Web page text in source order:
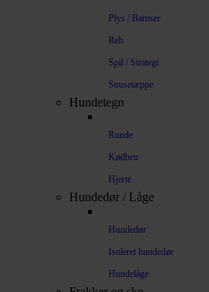
Plys / Bamser
Reb
Spil / Strategi
Snusetæppe
Hundetegn
Runde
Kødben
Hjerte
Hundedør / Låge
Hundedør
Isoleret hundedør
Hundelåge